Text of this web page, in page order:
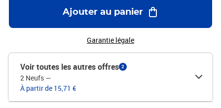
Ajouter au panier
Garantie légale
Voir toutes les autres offres 2
2 Neufs —
À partir de 15,71 €